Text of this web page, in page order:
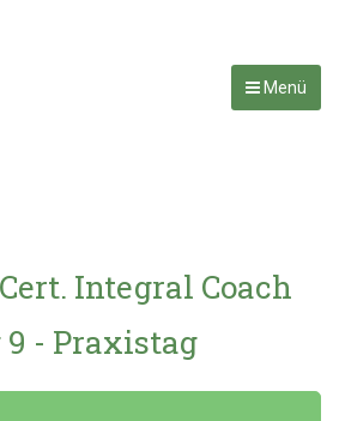
Menü
Integral Coach
9 - Praxistag